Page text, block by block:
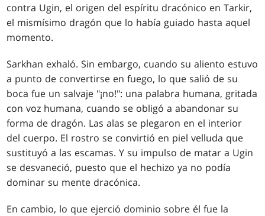
contra Ugin, el origen del espíritu dracónico en Tarkir,
el mismísimo dragón que lo había guiado hasta aquel
momento.
Sarkhan exhaló. Sin embargo, cuando su aliento estuvo
a punto de convertirse en fuego, lo que salió de su
boca fue un salvaje "¡no!": una palabra humana, gritada
con voz humana, cuando se obligó a abandonar su
forma de dragón. Las alas se plegaron en el interior
del cuerpo. El rostro se convirtió en piel velluda que
sustituyó a las escamas. Y su impulso de matar a Ugin
se desvaneció, puesto que el hechizo ya no podía
dominar su mente dracónica.
En cambio, lo que ejerció dominio sobre él fue la